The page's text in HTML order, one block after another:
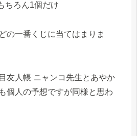
ちろん1個だけ
の一番くじに当てはまりま
友人帳 ニャンコ先生とあやか
個人の予想ですが同様と思わ